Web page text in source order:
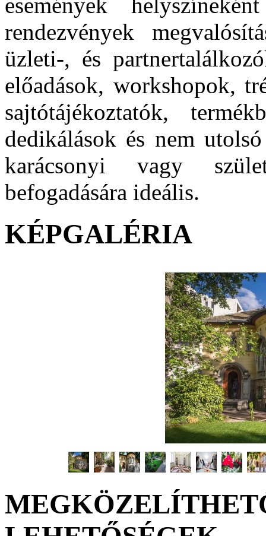
rendezvények
üzleti-, és
előadások, workshopok,
sajtótájékoztatók,
dedikálások és nem
karácsonyi vagy
befogadására ideális.
KÉPGALÉRIA